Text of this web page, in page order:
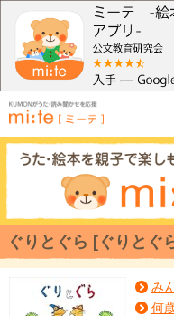
ぐりとぐら [ぐりとぐ
み
何